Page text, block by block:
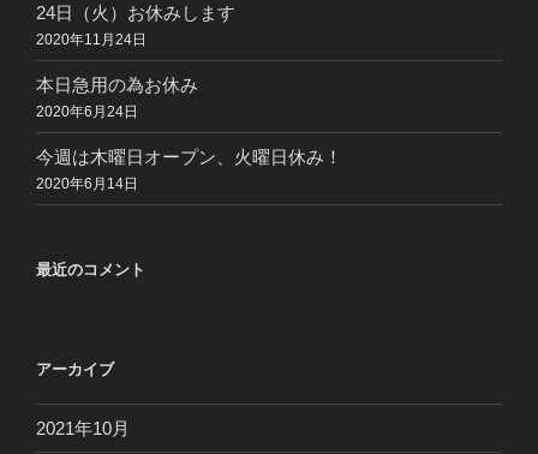
24日（火）お休みします
2020年11月24日
本日急用の為お休み
2020年6月24日
今週は木曜日オープン、火曜日休み！
2020年6月14日
最近のコメント
アーカイブ
2021年10月